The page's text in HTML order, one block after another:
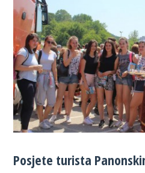
Posjete turista